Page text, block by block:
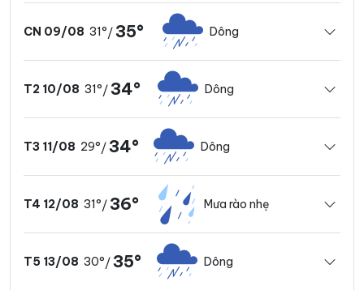
CN 09/08 31°/ 35° Dông
T2 10/08 31°/ 34° Dông
T3 11/08 29°/ 34° Dông
T4 12/08 31°/ 36° Mưa rào nhẹ
T5 13/08 30°/ 35° Dông